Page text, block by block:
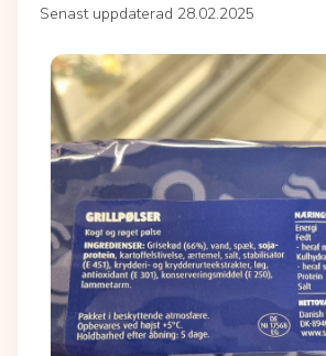
Senast uppdaterad 28.02.2025